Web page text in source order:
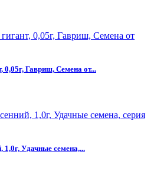
Гавриш, Семена от...
1,0г, Удачные семена,...